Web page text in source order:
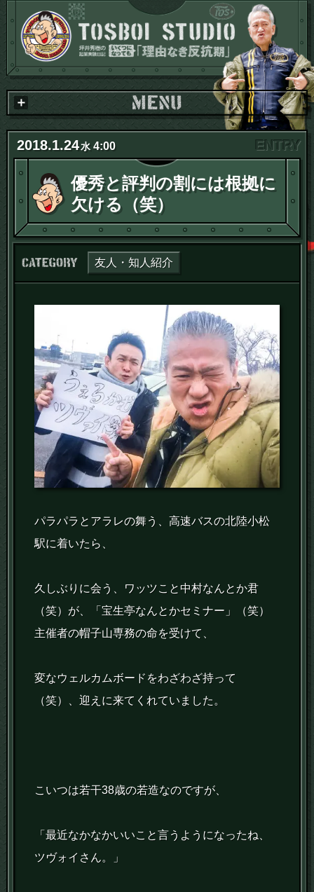
2018.1.24水 4:00
優秀と評判の割には根拠に
欠ける（笑）
カテゴリー：
友人・知人紹介
パラパラとアラレの舞う、高速バスの北陸小松
駅に着いたら、
久しぶりに会う、ワッツこと中村なんとか君
（笑）が、「宝生亭なんとかセミナー」（笑）
主催者の帽子山専務の命を受けて、
変なウェルカムボードをわざわざ持って
（笑）、迎えに来てくれていました。
こいつは若干38歳の若造なのですが、
「最近なかなかいいこと言うようになったね、
ツヴォイさん。」